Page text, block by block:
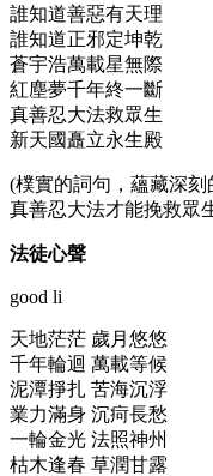
誰知道善惡有天理
誰知道正邪定坤乾
蒼宇浩萬載星無際
紅塵夢千年終一斷
真善忍大法救眾生
新天國矗立永生殿
(樸實的詞句，蘊藏深
真善忍大法才能挽救眾
法徒心聲
good li
天地茫茫 歲月悠悠
千年輪迴 萬載等候
泥潭掙扎 苦海沉浮
業力滿身 沉疴長愁
一輪金光 法照神州
枯木逢春 草潤甘露